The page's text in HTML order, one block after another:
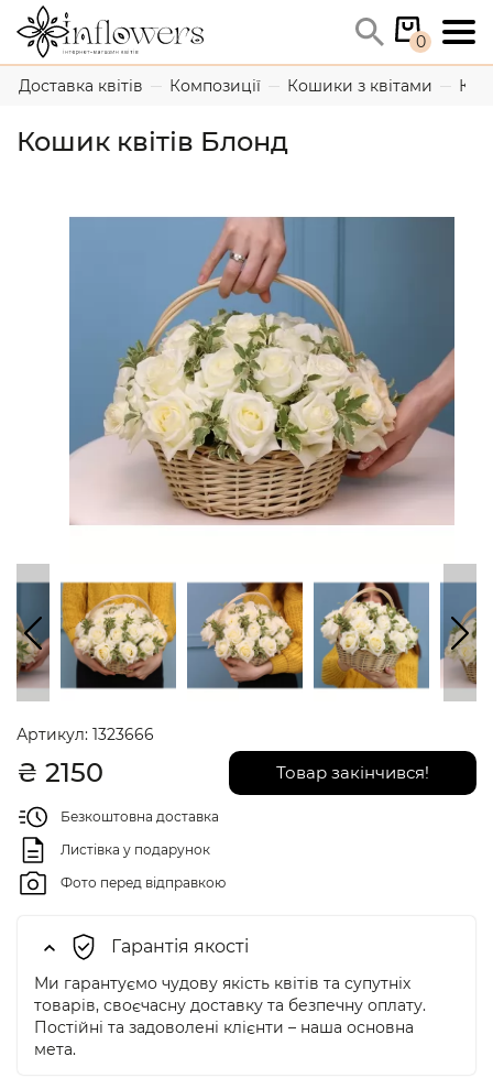
0
Доставка квітів Композиції Кошики з квітами
Кошик квітів Блонд
Артикул: 1323666
₴ 2150 Товар закінчився!
Безкоштовна доставка
Листівка у подарунок
Фото перед відправкою
Гарантія якості
Ми гарантуємо чудову якість квітів та супутніх
товарів, своєчасну доставку та безпечну оплату.
Постійні та задоволені клієнти – наша основна
мета.